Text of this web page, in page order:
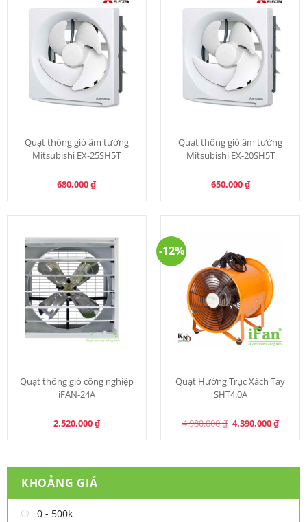
Quạt thông gió âm tường
Mitsubishi EX-25SH5T
680.000₫
Quạt thông gió âm tường
Mitsubishi EX-20SH5T
650.000₫
Quạt thông gió công nghiệp
iFAN-24A
2.520.000₫
-12%
Quạt Hướng Trục Xách Tay
SHT4.0A
4.980.000₫ Original
price
4.390.000₫
price
KHOẢNG GIÁ
0 - 500k